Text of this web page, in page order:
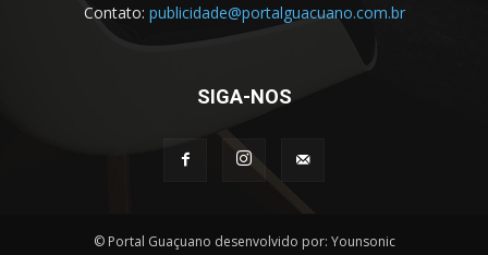
Contato: publicidade@portalguacuano.com.br
SIGA-NOS
© Portal Guaçuano desenvolvido por: Younsonic